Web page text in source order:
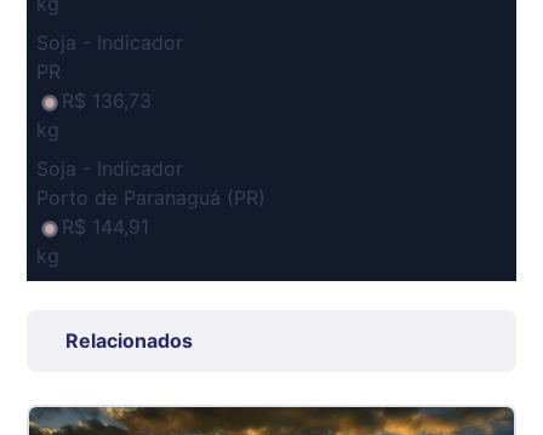
Soja - Indicador
PR
R$ 136,73
kg
Soja - Indicador
Porto de Paranaguá (PR)
R$ 144,91
kg
R$ 7,53
Suíno - Estadual
Relacionados